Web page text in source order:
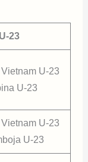
23
U-23
U-23
U-23
U-23